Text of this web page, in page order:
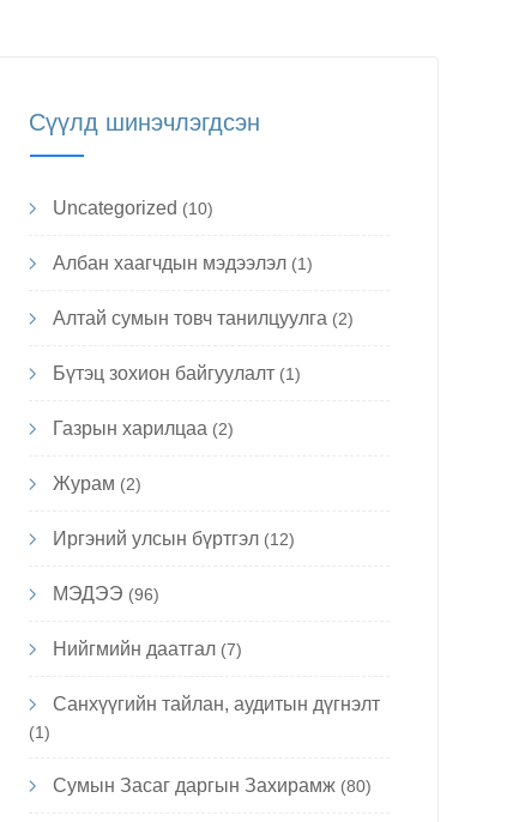
Сүүлд шинэчлэгдсэн
Uncategorized (10)
Албан хаагчдын мэдээлэл(1)
Алтай сумын товч танилцуулга (2)
Бүтэц зохион байгуулалт(1)
Газрын харилцаа (2)
Журам (2)
Иргэний улсын бүртгэл(12)
МЭДЭЭ (96)
Нийгмийн даатгал(7)
Санхүүгийн тайлан, аудитын дүгнэлт
(1)
Сумын Засаг даргын Захирамж(80)